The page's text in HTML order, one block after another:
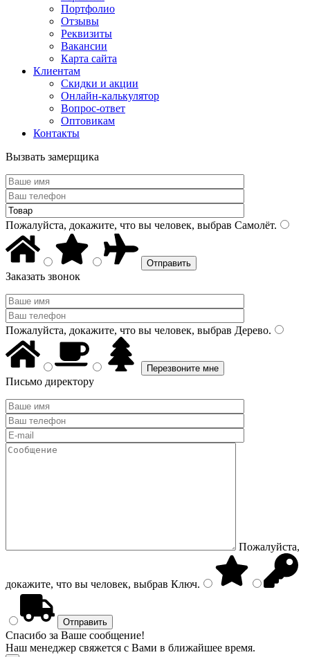
Портфолио
Отзывы
Реквизиты
Вакансии
Карта сайта
Клиентам
Скидки и акции
Онлайн-калькулятор
Вопрос-ответ
Оптовикам
Контакты
Вызвать замерщика
Пожалуйста, докажите, что вы человек, выбрав Самолёт.
Заказать звонок
Пожалуйста, докажите, что вы человек, выбрав Дерево.
Письмо директору
Пожалуйста,
докажите, что вы человек, выбрав Ключ.
Спасибо за Ваше сообщение!
Наш менеджер свяжется с Вами в ближайшее время.